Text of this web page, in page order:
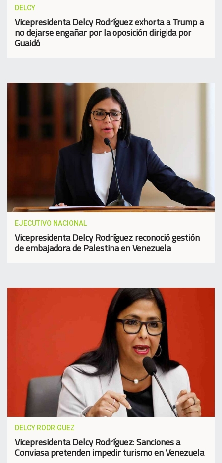
DELCY
Vicepresidenta Delcy Rodríguez exhorta a Trump a
no dejarse engañar por la oposición dirigida por
Guaidó
EJECUTIVO NACIONAL
Vicepresidenta Delcy Rodríguez reconoció gestión
de embajadora de Palestina en Venezuela
DELCY RODRIGUEZ
Vicepresidenta Delcy Rodríguez: Sanciones a
Conviasa pretenden impedir turismo en Venezuela